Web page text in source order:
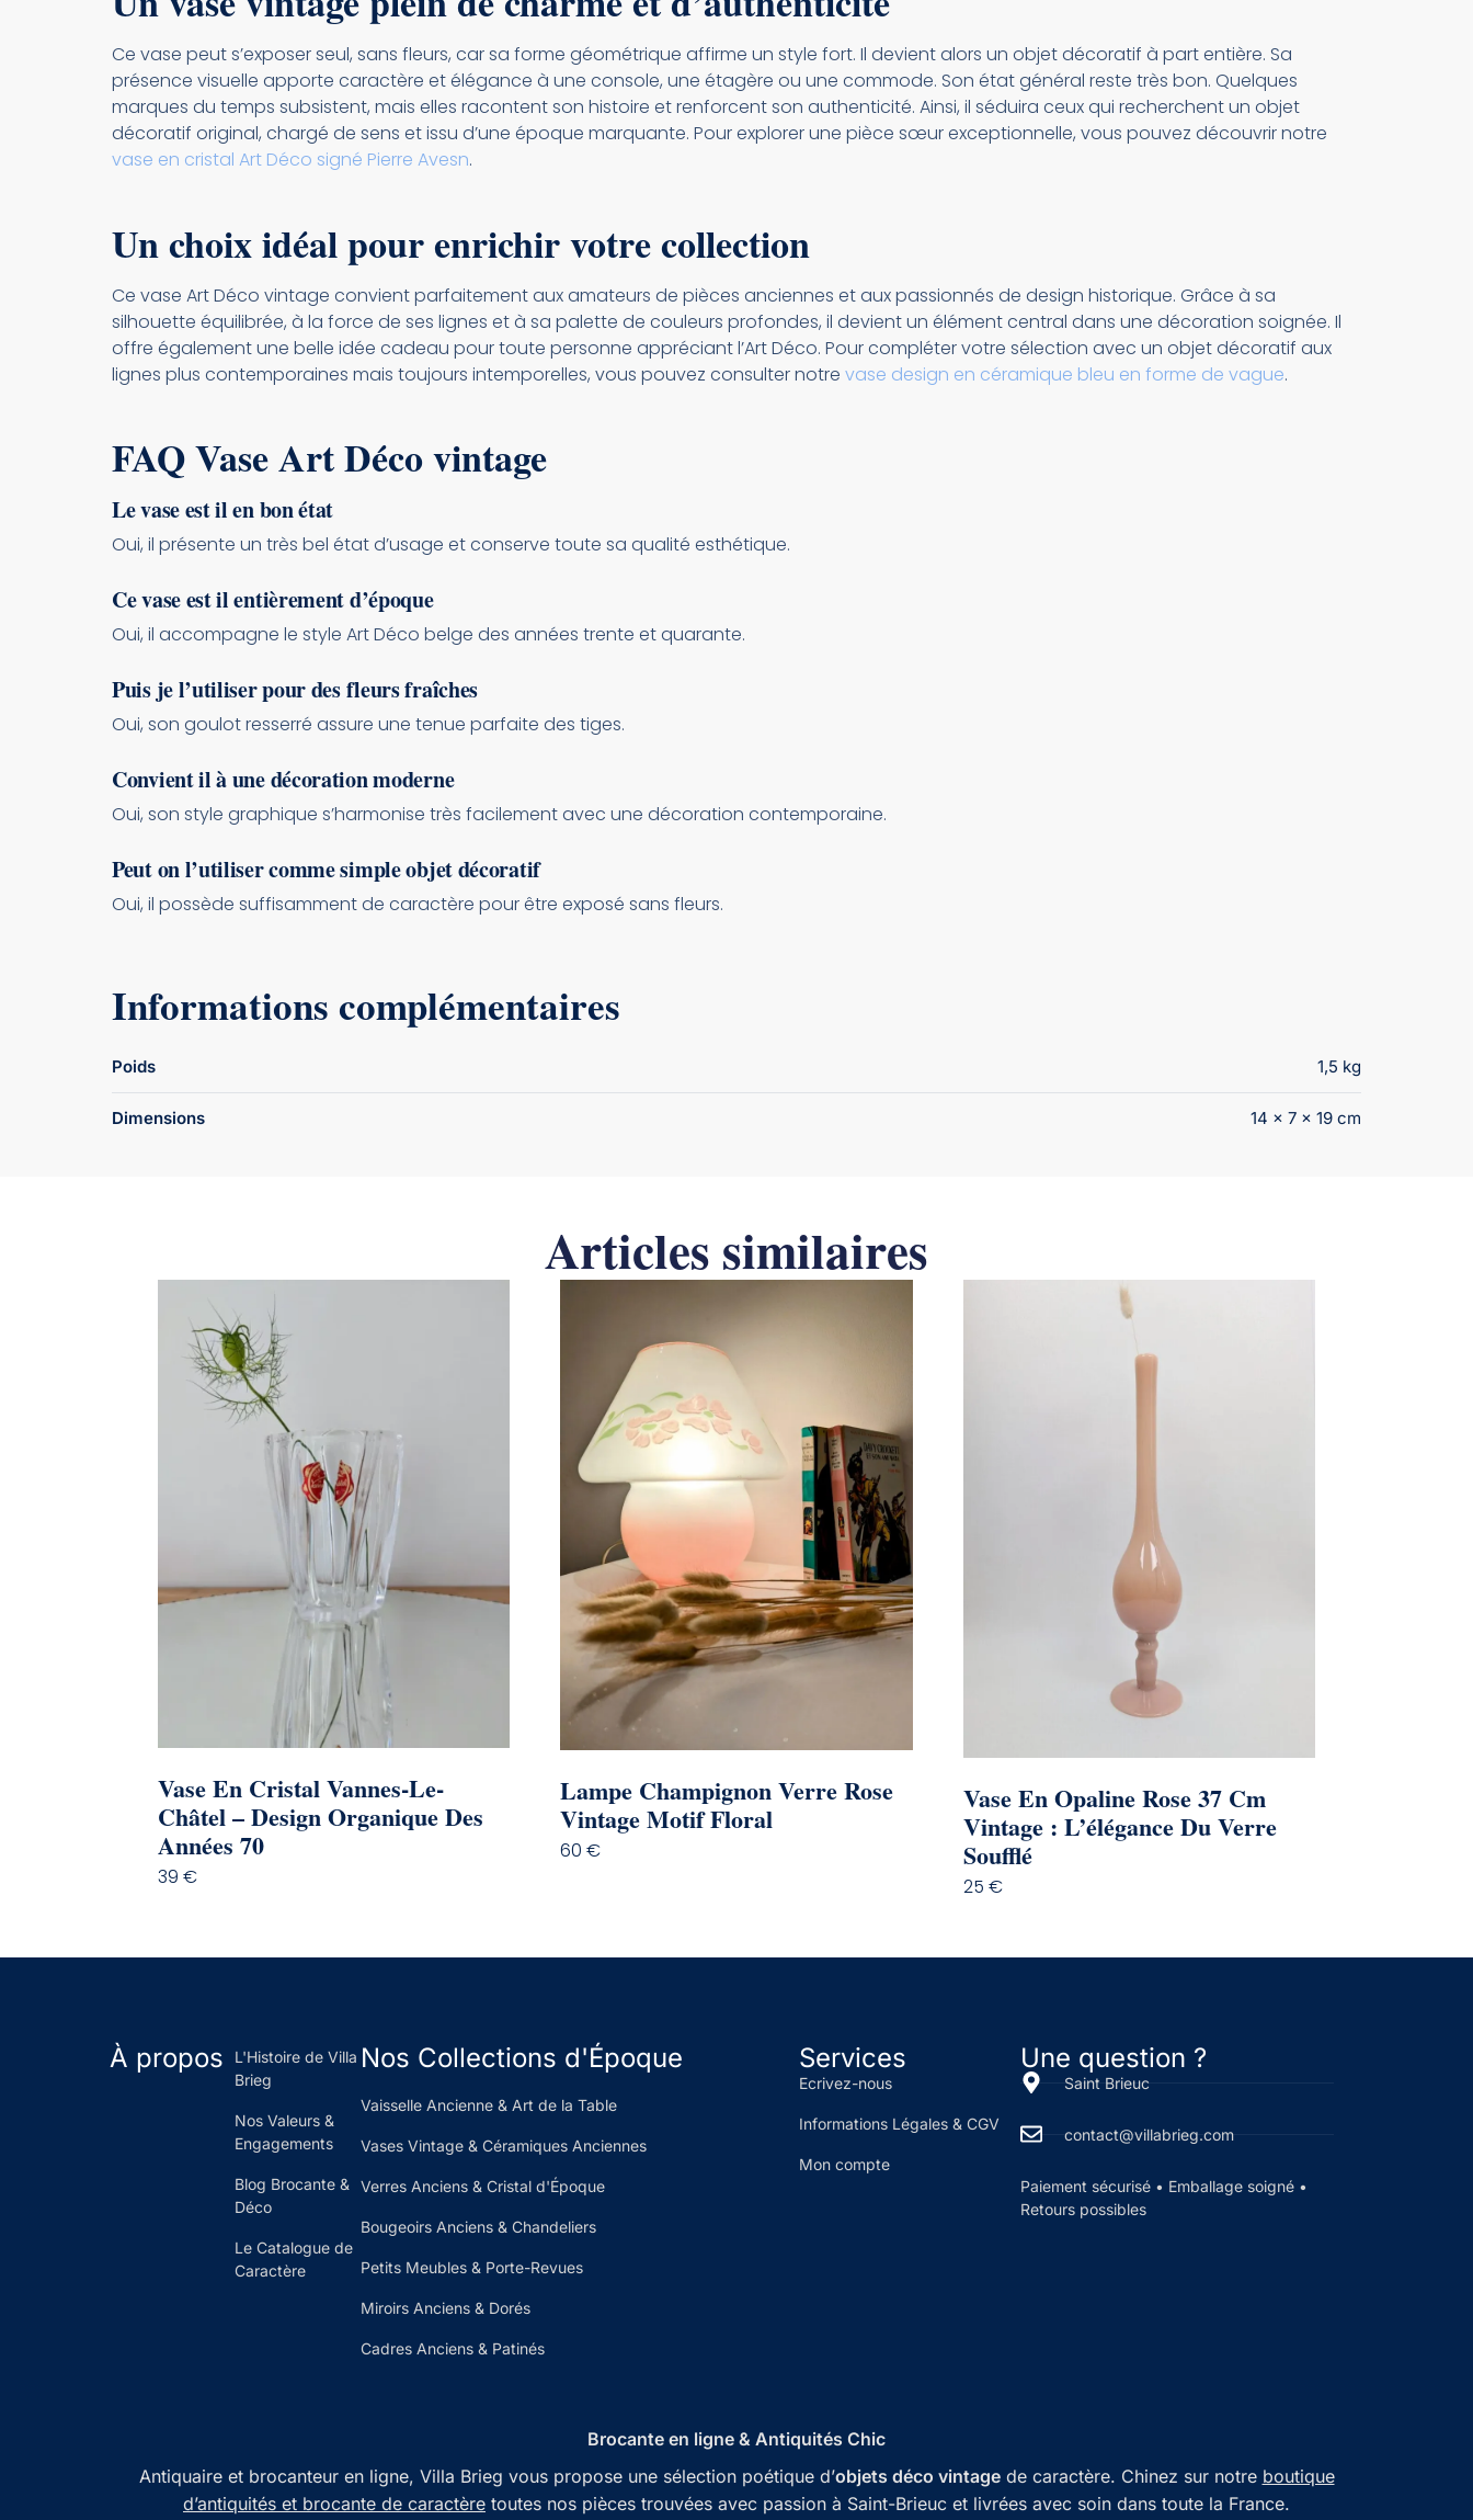
Ce vase peut s’exposer seul, sans fleurs, car sa forme géométrique affirme un style fort. Il devient alors un objet décoratif à part entière. Sa
présence visuelle apporte caractère et élégance à une console, une étagère ou une commode. Son état général reste très bon. Quelques
marques du temps subsistent, mais elles racontent son histoire et renforcent son authenticité. Ainsi, il séduira ceux qui recherchent un objet
décoratif original, chargé de sens et issu d’une époque marquante. Pour explorer une pièce sœur exceptionnelle, vous pouvez découvrir notre
vase en cristal Art Déco signé Pierre Avesn.
Un choix idéal pour enrichir votre collection
Ce vase Art Déco vintage convient parfaitement aux amateurs de pièces anciennes et aux passionnés de design historique. Grâce à sa
silhouette équilibrée, à la force de ses lignes et à sa palette de couleurs profondes, il devient un élément central dans une décoration soignée. Il
offre également une belle idée cadeau pour toute personne appréciant l’Art Déco. Pour compléter votre sélection avec un objet décoratif aux
lignes plus contemporaines mais toujours intemporelles, vous pouvez consulter notre vase design en céramique bleu en forme de vague.
FAQ Vase Art Déco vintage
Le vase est il en bon état
Oui, il présente un très bel état d’usage et conserve toute sa qualité esthétique.
Ce vase est il entièrement d’époque
Oui, il accompagne le style Art Déco belge des années trente et quarante.
Puis je l’utiliser pour des fleurs fraîches
Oui, son goulot resserré assure une tenue parfaite des tiges.
Convient il à une décoration moderne
Oui, son style graphique s’harmonise très facilement avec une décoration contemporaine.
Peut on l’utiliser comme simple objet décoratif
Oui, il possède suffisamment de caractère pour être exposé sans fleurs.
Informations complémentaires
Poids 1,5 kg
Dimensions 14 × 7 × 19 cm
Articles similaires
Vase En Cristal Vannes-Le-
Châtel – Design Organique Des
Années 70
39 €
Lampe Champignon Verre Rose
Vintage Motif Floral
60€
Vase En Opaline Rose 37 Cm
Vintage : L’élégance Du Verre
Soufflé
25 €
À propos
L'Histoire de Villa
Brieg
Nos Valeurs &
Engagements
Blog Brocante &
Déco
Le Catalogue de
Caractère
Nos Collections d'Époque
Vaisselle Ancienne & Art de la Table
Vases Vintage & Céramiques Anciennes
Verres Anciens & Cristal d'Époque
Bougeoirs Anciens & Chandeliers
Petits Meubles & Porte-Revues
Miroirs Anciens & Dorés
Cadres Anciens & Patinés
Services
Ecrivez-nous
Informations Légales & CGV
Mon compte
Une question ?
Saint Brieuc
contact@villabrieg.com
Paiement sécurisé • Emballage soigné •
Retours possibles
Brocante en ligne & Antiquités Chic
Antiquaire et brocanteur en ligne, Villa Brieg vous propose une sélection poétique d’objets déco vintagede caractère. Chinez sur notre boutique
d’antiquités et brocante de caractère toutes nos pièces trouvées avec passion à Saint-Brieuc et livrées avec soin dans toute la France.